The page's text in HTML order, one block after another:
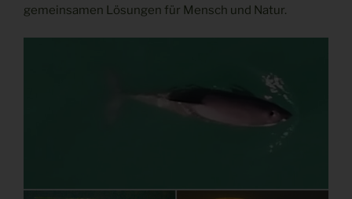
gemeinsamen Lösungen für Mensch und Natur.